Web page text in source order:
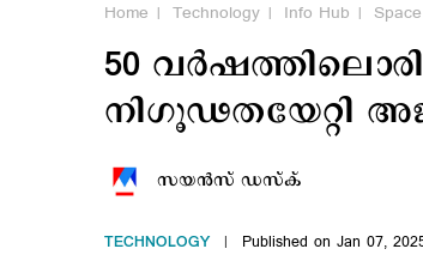
Home Technology Info Hub Space
50
നിഗൂഢതയേറ്റി
സയന്‍സ് ഡസ്ക്
TECHNOLOGY Published on Jan 07,